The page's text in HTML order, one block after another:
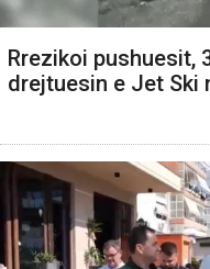
Rrezikoi pushuesit,
drejtuesin e Jet Ski